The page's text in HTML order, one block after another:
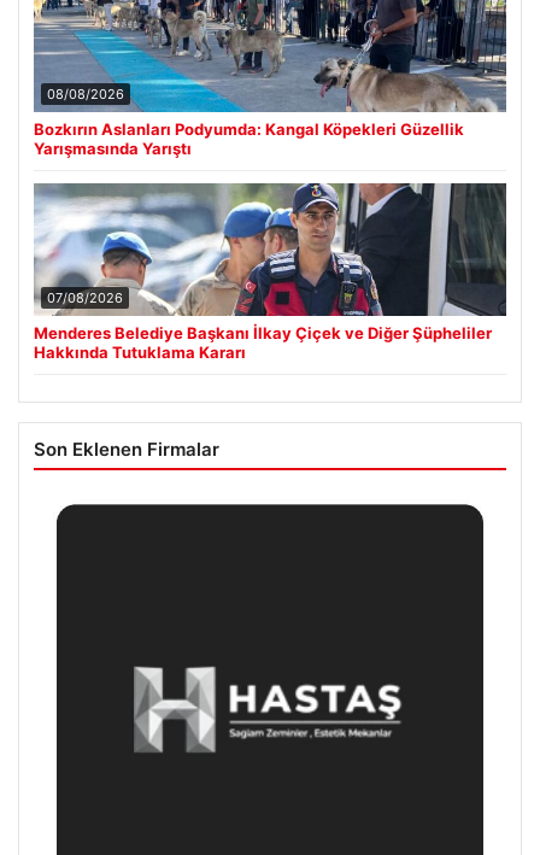
08/08/2026
Bozkırın Aslanları Podyumda: Kangal Köpekleri Güzellik
Yarışmasında Yarıştı
07/08/2026
Menderes Belediye Başkanı İlkay Çiçek ve Diğer Şüpheliler
Hakkında Tutuklama Kararı
Son Eklenen Firmalar